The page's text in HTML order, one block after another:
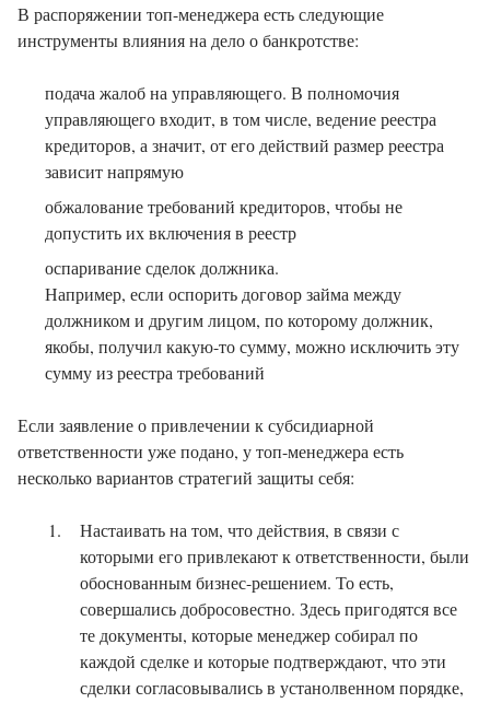
В распоряжении топ-менеджера есть следующие
инструменты влияния на дело о банкротстве:
подача жалоб на управляющего. В полномочия
управляющего входит, в том числе, ведение реестра
кредиторов, а значит, от его действий размер реестра
зависит напрямую
обжалование требований кредиторов, чтобы не
допустить их включения в реестр
оспаривание сделок должника.
Например, если оспорить договор займа между
должником и другим лицом, по которому должник,
якобы, получил какую-то сумму, можно исключить эту
сумму из реестра требований
Если заявление о привлечении к субсидиарной
ответственности уже подано, у топ-менеджера есть
несколько вариантов стратегий защиты себя:
Настаивать на том, что действия, в связи с
которыми его привлекают к ответственности, были
обоснованным бизнес-решением. То есть,
совершались добросовестно. Здесь пригодятся все
те документы, которые менеджер собирал по
каждой сделке и которые подтверждают, что эти
сделки согласовывались в устанолвенном порядке,